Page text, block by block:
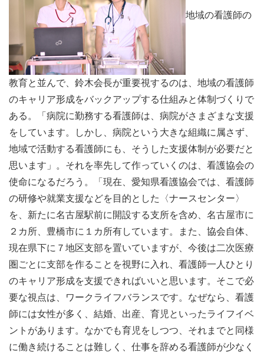
地域の看護師の
教育と並んで、鈴木会長が重要視するのは、地域の看護師
のキャリア形成をバックアップする仕組みと体制づくりで
ある。「病院に勤務する看護師は、病院がさまざまな支援
をしています。しかし、病院という大きな組織に属さず、
地域で活動する看護師にも、そうした支援体制が必要だと
思います」。それを率先して作っていくのは、看護協会の
使命になるだろう。「現在、愛知県看護協会では、看護師
の研修や就業支援などを目的とした〈ナースセンター〉
を、新たに名古屋駅前に開設する支所を含め、名古屋市に
２カ所、豊橋市に１カ所有しています。また、協会自体、
現在県下に７地区支部を置いていますが、今後は二次医療
圏ごとに支部を作ることを視野に入れ、看護師一人ひとり
のキャリア形成を支援できればいいと思います。そこで必
要な視点は、ワークライフバランスです。なぜなら、看護
師には女性が多く、結婚、出産、育児といったライフイベ
ントがあります。なかでも育児をしつつ、それまでと同様
に働き続けることは難しく、仕事を辞める看護師が少なく